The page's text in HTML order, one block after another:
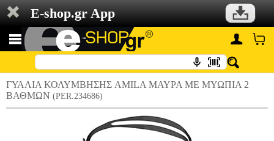
E-shop.gr App
ΓΥΑΛΙΑ ΚΟΛΥΜΒΗΣΗΣ AMILA ΜΑΥΡΑ ΜΕ ΜΥΩΠΙΑ 2
ΒΑΘΜΩΝ (PER.234686)